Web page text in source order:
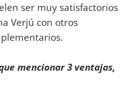
ser muy satisfactorios
Verjú con otros
mencionar 3 ventajas,